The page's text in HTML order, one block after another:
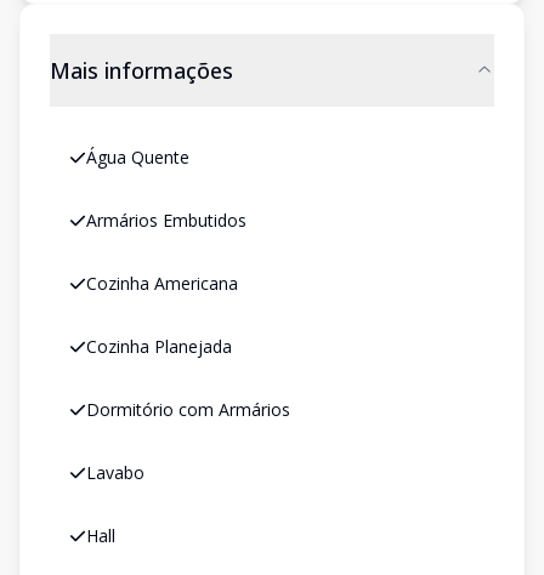
Mais informações
Água Quente
Armários Embutidos
Cozinha Americana
Cozinha Planejada
Dormitório com Armários
Lavabo
Hall